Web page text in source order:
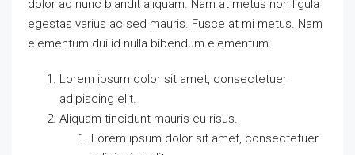
dolor ac nunc blandit aliquam. Nam at metus non ligula
egestas varius ac sed mauris. Fusce at mi metus. Nam
elementum dui id nulla bibendum elementum.
Lorem ipsum dolor sit amet, consectetuer
adipiscing elit.
Aliquam tincidunt mauris eu risus.
Lorem ipsum dolor sit amet, consectetuer